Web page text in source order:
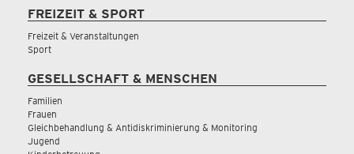
FREIZEIT & SPORT
Freizeit & Veranstaltungen
Sport
GESELLSCHAFT & MENSCHEN
Familien
Frauen
Gleichbehandlung & Antidiskriminierung & Monitoring
Jugend